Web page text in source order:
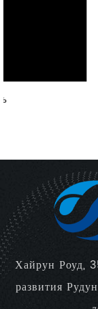
Хайрун Роуд,
развития